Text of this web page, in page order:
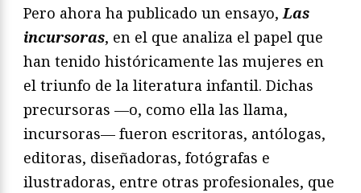
Pero ahora ha publicado un ensayo,Las
incursoras, en el que analiza el papel que
han tenido históricamente las mujeres en
el triunfo de la literatura infantil. Dichas
precursoras —o, como ella las llama,
incursoras— fueron escritoras, antólogas,
editoras, diseñadoras, fotógrafas e
ilustradoras, entre otras profesionales, que